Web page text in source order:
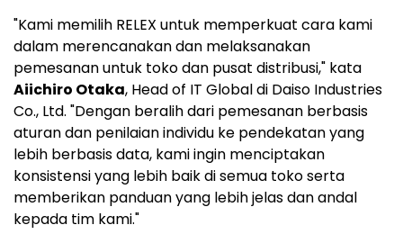
"Kami memilih RELEX untuk memperkuat cara kami
dalam merencanakan dan melaksanakan
pemesanan untuk toko dan pusat distribusi," kata
Aiichiro Otaka, Head of IT Global di Daiso Industries
Co., Ltd. "Dengan beralih dari pemesanan berbasis
aturan dan penilaian individu ke pendekatan yang
lebih berbasis data, kami ingin menciptakan
konsistensi yang lebih baik di semua toko serta
memberikan panduan yang lebih jelas dan andal
kepada tim kami."